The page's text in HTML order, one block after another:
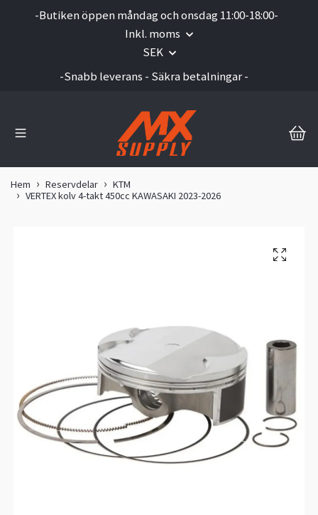
-Butiken öppen måndag och onsdag 11:00-18:00-
Inkl. moms
SEK
-Snabb leverans - Säkra betalningar -
Hem Reservdelar
KTM
VERTEX kolv 4-takt 450cc KAWASAKI 2023-2026